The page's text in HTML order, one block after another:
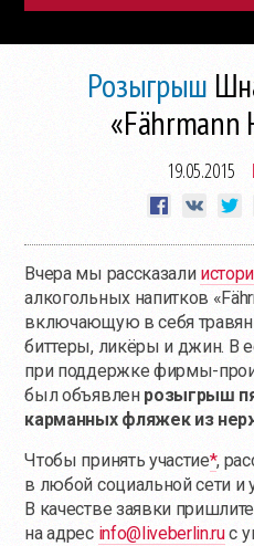
Розыгрыш
«Fährmann
19.05.2015
Вчера мы рассказали
алкогольных напитков
включающую в себя
биттеры, ликёры и джин. В
при поддержке фирмы-
был объявлен розыгрыш
карманных фляжек из
Чтобы принять участие*,
в любой социальной сети и
В качестве заявки
на адрес info@liveberlin.ruс